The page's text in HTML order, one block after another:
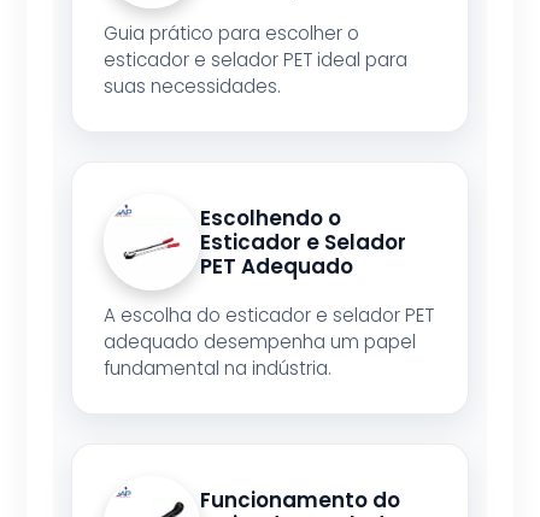
Guia prático para escolher o
esticador e selador PET ideal para
suas necessidades.
Escolhendo o
Esticador e Selador
PET Adequado
A escolha do esticador e selador PET
adequado desempenha um papel
fundamental na indústria.
Funcionamento do